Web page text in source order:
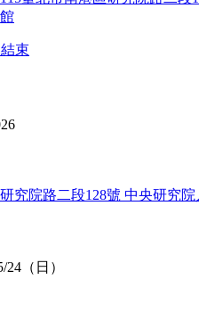
束
究院路二段128號 中央研究
（日）